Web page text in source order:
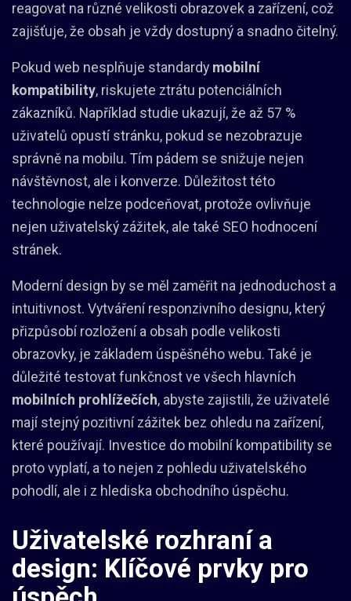
reagovat na různé velikosti obrazovek a zařízení, což
zajišťuje, že obsah je vždy dostupný a snadno čitelný.
Pokud web nesplňuje standardy mobilní
kompatibility, riskujete ztrátu potenciálních
zákazníků. Například studie ukazují, že až 57 %
uživatelů opustí stránku, pokud se nezobrazuje
správně na mobilu. Tím pádem se snižuje nejen
návštěvnost, ale i konverze. Důležitost této
technologie nelze podceňovat, protože ovlivňuje
nejen uživatelský zážitek, ale také SEO hodnocení
stránek.
Moderní design by se měl zaměřit na jednoduchost a
intuitivnost. Vytváření responzivního designu, který
přizpůsobí rozložení a obsah podle velikosti
obrazovky, je základem úspěšného webu. Také je
důležité testovat funkčnost ve všech hlavních
mobilních prohlížečích, abyste zajistili, že uživatelé
mají stejný pozitivní zážitek bez ohledu na zařízení,
které používají. Investice do mobilní kompatibility se
proto vyplatí, a to nejen z pohledu uživatelského
pohodlí, ale i z hlediska obchodního úspěchu.
Uživatelské rozhraní a
design: Klíčové prvky pro